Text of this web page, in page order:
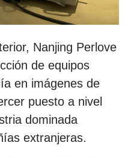
Nanjing Perlove
de equipos
en imágenes de
puesto a nivel
dominada
extranjeras.